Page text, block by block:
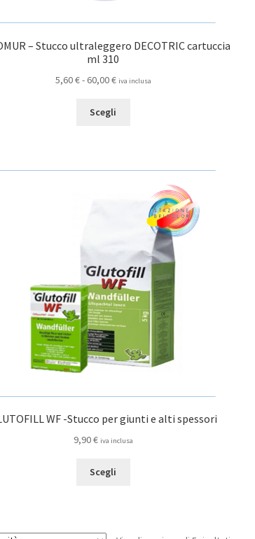
– Stucco ultraleggero DECOTRIC cartuccia
ml 310
5,60€- 60,00€Fascia
prezzo:
60,00 €
iva inclusa
Scegli
varianti.
opzioni
possono
essere
scelte
nella
pagina
del
prodotto
WF -Stucco per giunti e alti spessori
9,90€ iva inclusa
Scegli